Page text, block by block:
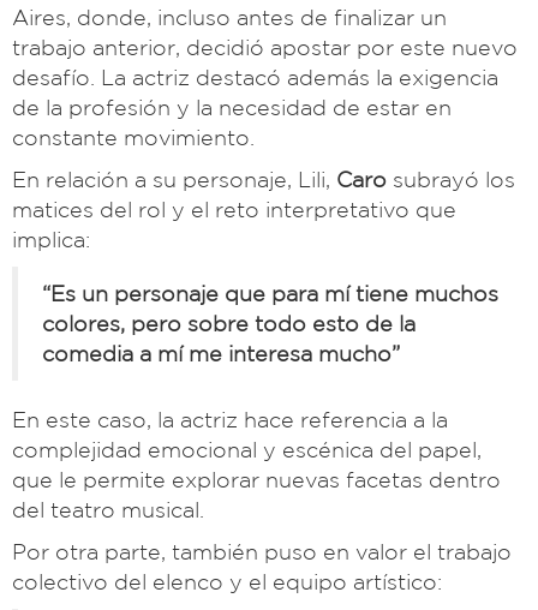
Aires, donde, incluso antes de finalizar un
trabajo anterior, decidió apostar por este nuevo
desafío. La actriz destacó además la exigencia
de la profesión y la necesidad de estar en
constante movimiento.
En relación a su personaje, Lili, Caro subrayó los
matices del rol y el reto interpretativo que
implica:
“Es un personaje que para mí tiene muchos
colores, pero sobre todo esto de la
comedia a mí me interesa mucho”
En este caso, la actriz hace referencia a la
complejidad emocional y escénica del papel,
que le permite explorar nuevas facetas dentro
del teatro musical.
Por otra parte, también puso en valor el trabajo
colectivo del elenco y el equipo artístico: